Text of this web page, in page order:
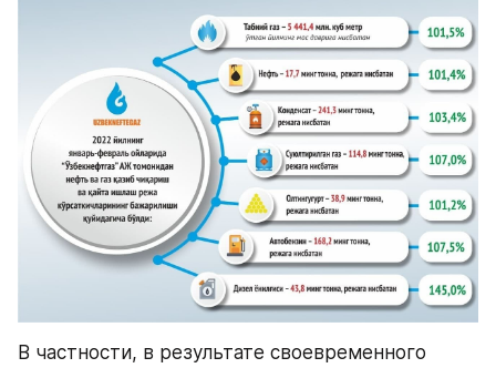
В частности, в результате своевременного